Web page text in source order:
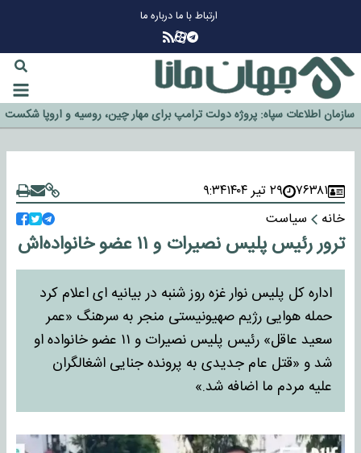
ارتباط با مادرباره ما
گزینه جدایی اوسمار روی میز مدیران پرسپولیس
آیا رئیس جمهور آمریکا قانون را دور می‌زند؟
اخراج رسمی چهره نامدار از پرسپولیس
سازمان اطلاعات سپاه: پروژه دولت ترامپ برای مهار چین، روسیه و اروپا شکست
خورد
۷۶۳۸۱ ۲۹ تیر ۱۴۰۴
۹:۳۴
خانه
سیاست
ترور رئیس پلیس نصیرات و ۱۱ عضو خانواده‌اش
اداره کل پلیس نوار غزه روز شنبه در بیانیه ای اعلام کرد
حمله هوایی رژیم صهیونیستی منجر به سرهنگ «عمر
سعید عاقل» رئیس پلیس نصیرات و ۱۱ عضو خانواده او
شد و «قتل عام جدیدی به پرونده جنایی اشغالگران
علیه مردم ما اضافه شد.»